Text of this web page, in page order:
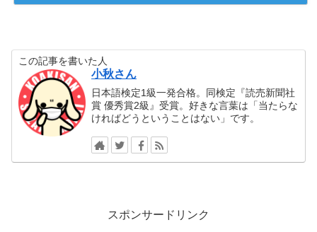
この記事を書いた人
小秋さん
日本語検定1級一発合格。同検定『読売新聞社
賞 優秀賞2級』受賞。好きな言葉は「当たらな
ければどうということはない」です。
スポンサードリンク